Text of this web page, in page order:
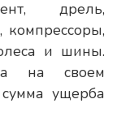
дрель,
компрессоры,
и шины.
на своем
ущерба